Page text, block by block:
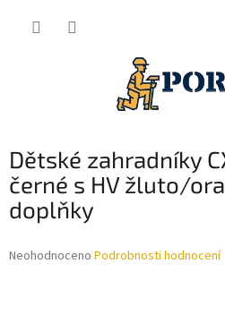
Dětské zahradníky
černé s HV žluto/
doplňky
Průměrné
Neohodnoceno Podrobnosti hodnocení